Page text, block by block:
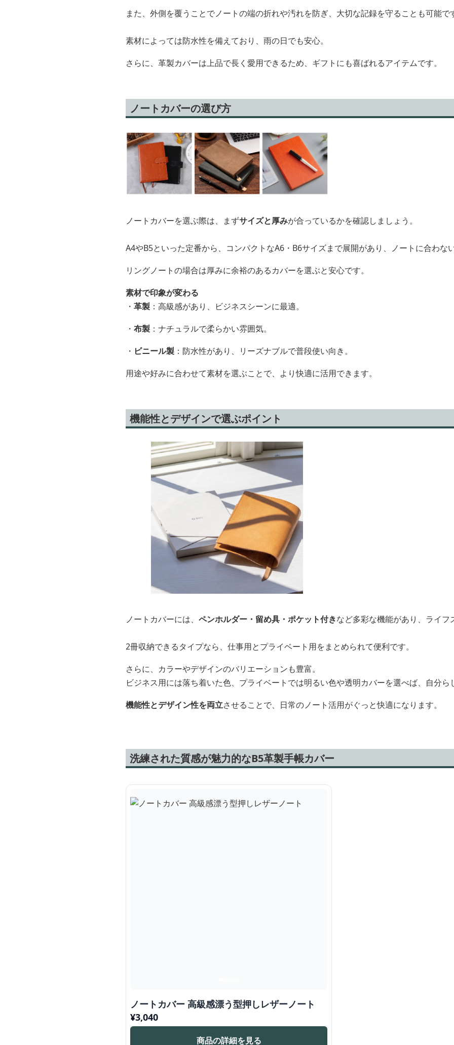
また、外側を覆うことでノートの端の折れや汚れを防ぎ、大切な記録を守ることも可能で
素材によっては防水性を備えており、雨の日でも安心。
さらに、革製カバーは上品で長く愛用できるため、ギフトにも喜ばれるアイテムです。
ノートカバーの選び方
ノートカバーを選ぶ際は、まずサイズと厚みが合っているかを確認しましょう。
A4やB5といった定番から、コンパクトなA6・B6サイズまで展開があり、ノートに合わな
リングノートの場合は厚みに余裕のあるカバーを選ぶと安心です。
素材で印象が変わる
・ 革製 ：高級感があり、ビジネスシーンに最適。
・ 布製 ：ナチュラルで柔らかい雰囲気。
・ ビニール製 ：防水性があり、リーズナブルで普段使い向き。
用途や好みに合わせて素材を選ぶことで、より快適に活用できます。
機能性とデザインで選ぶポイント
ノートカバーには、 ペンホルダー・留め具・ポケット付きなど多彩な機能があり、ライフ
2冊収納できるタイプなら、仕事用とプライベート用をまとめられて便利です。
さらに、カラーやデザインのバリエーションも豊富。
ビジネス用には落ち着いた色、プライベートでは明るい色や透明カバーを選べば、自分ら
機能性とデザイン性を両立させることで、日常のノート活用がぐっと快適になります。
洗練された質感が魅力的なB5革製手帳カバー
ノートカバー 高級感漂う型押しレザーノート
¥3,040
商品の詳細を見る